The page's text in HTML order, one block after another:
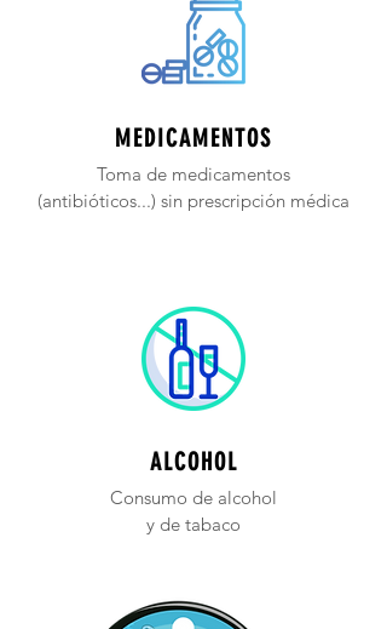
MEDICAMENTOS
Toma de medicamentos
(antibióticos...) sin prescripción médica
ALCOHOL
Consumo de alcohol
y de tabaco